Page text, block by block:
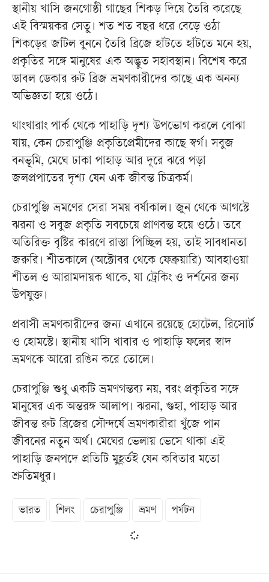
স্থানীয় খাসি জনগোষ্ঠী গাছের শিকড় দিয়ে তৈরি করেছে
এই বিস্ময়কর সেতু। শত শত বছর ধরে বেড়ে ওঠা
শিকড়ের জটিল বুননে তৈরি ব্রিজে হাঁটতে হাঁটতে মনে হয়,
প্রকৃতির সঙ্গে মানুষের এক অদ্ভুত সহাবস্থান। বিশেষ করে
ডাবল ডেকার রুট ব্রিজ ভ্রমণকারীদের কাছে এক অনন্য
অভিজ্ঞতা হয়ে ওঠে।
থাংখারাং পার্ক থেকে পাহাড়ি দৃশ্য উপভোগ করলে বোঝা
যায়, কেন চেরাপুঞ্জি প্রকৃতিপ্রেমীদের কাছে স্বর্গ। সবুজ
বনভূমি, মেঘে ঢাকা পাহাড় আর দূরে ঝরে পড়া
জলপ্রপাতের দৃশ্য যেন এক জীবন্ত চিত্রকর্ম।
চেরাপুঞ্জি ভ্রমণের সেরা সময় বর্ষাকাল। জুন থেকে আগস্টে
ঝরনা ও সবুজ প্রকৃতি সবচেয়ে প্রাণবন্ত হয়ে ওঠে। তবে
অতিরিক্ত বৃষ্টির কারণে রাস্তা পিচ্ছিল হয়, তাই সাবধানতা
জরুরি। শীতকালে (অক্টোবর থেকে ফেব্রুয়ারি) আবহাওয়া
শীতল ও আরামদায়ক থাকে, যা ট্রেকিং ও দর্শনের জন্য
উপযুক্ত।
প্রবাসী ভ্রমণকারীদের জন্য এখানে রয়েছে হোটেল, রিসোর্ট
ও হোমস্টে। স্থানীয় খাসি খাবার ও পাহাড়ি ফলের স্বাদ
ভ্রমণকে আরো রঙিন করে তোলে।
চেরাপুঞ্জি শুধু একটি ভ্রমণগন্তব্য নয়, বরং প্রকৃতির সঙ্গে
মানুষের এক অন্তরঙ্গ আলাপ। ঝরনা, গুহা, পাহাড় আর
জীবন্ত রুট ব্রিজের সৌন্দর্যে ভ্রমণকারীরা খুঁজে পান
জীবনের নতুন অর্থ। মেঘের ভেলায় ভেসে থাকা এই
পাহাড়ি জনপদে প্রতিটি মুহূর্তই যেন কবিতার মতো
শ্রুতিমধুর।
ভারত শিলং চেরাপুঞ্জি ভ্রমণ পর্যটন